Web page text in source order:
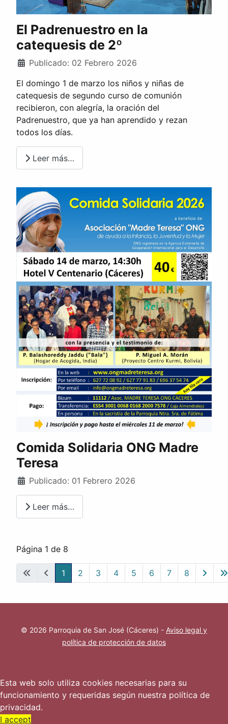
El Padrenuestro en la
catequesis de 2º
Publicado: 02 Febrero 2026
El domingo 1 de marzo los niños y niñas de
catequesis de segundo curso de comunión
recibieron, con alegría, la oración del
Padrenuestro, que ya han aprendido y rezan
todos los días.
Leer más…
Comida Solidaria ONG Madre
Teresa
Publicado: 01 Febrero 2026
Leer más…
Página 1 de 8
1 2 3 4 5 6 7 8
© 2026 Parroquia de San José (Cáceres) - Aviso legal y
política de protección de datos
Esta web solo utiliza cookies necesarias para su
funcionamiento y requeridas según nuestra política de
privacidad.
I accept